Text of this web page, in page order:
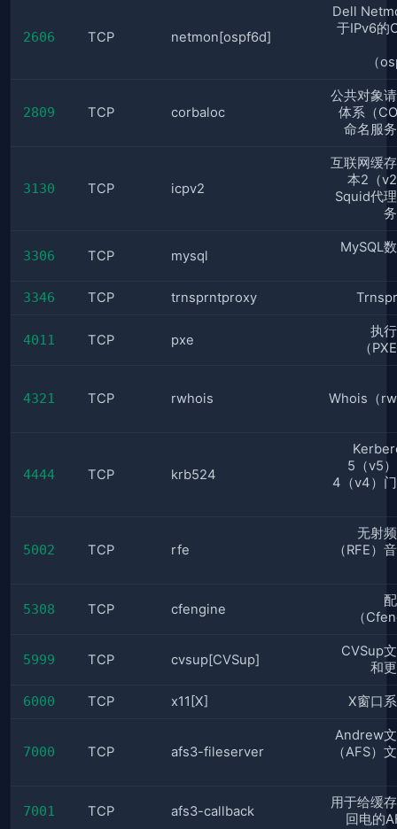
2606 TCP netmon[ospf6d]
Dell
于IPv6的
（
2809 TCP corbaloc
公共对象
体系（
命名服
3130 TCP icpv2
互联网缓
本2（
Squid代
3306 TCP mysql
MySQL
3346 TCP trnsprntproxy
4011 TCP pxe
执
（
4321 TCP rwhois Whois（
4444 TCP krb524
5（v5
4（v4）
5002 TCP rfe
无射
（RFE）
5308 TCP cfengine
（
5999 TCP cvsup[CVSup]
CVSup
和
6000 TCP x11[X] X窗口
7000 TCP afs3-fileserver
Andrew
（AFS）
7001 TCP afs3-callback
用于给缓
回电的